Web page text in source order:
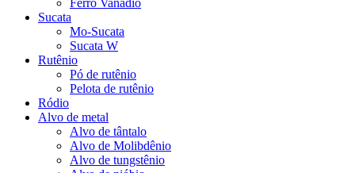
Sucata
Mo-Sucata
Sucata W
Rutênio
Pó de rutênio
Pelota de rutênio
Ródio
Alvo de metal
Alvo de tântalo
Alvo de Molibdênio
Alvo de tungstênio